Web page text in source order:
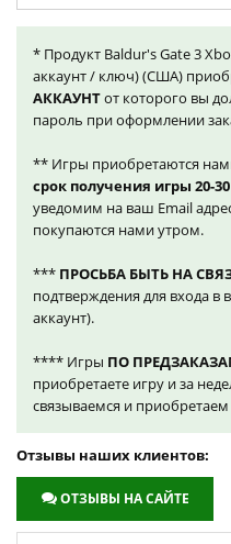
* Продукт Baldur's Gate 3
аккаунт / ключ) (США)
АККАУНТот которого вы
пароль при оформлении
** Игры приобретаются
срок получения игры 20-
уведомим на ваш Email
покупаются нами утром.
*** ПРОСЬБА БЫТЬ НА
подтверждения для входа в
аккаунт).
**** Игры ПО
приобретаете игру и за
связываемся и
Отзывы наших клиентов:
ОТЗЫВЫ НА САЙТЕ